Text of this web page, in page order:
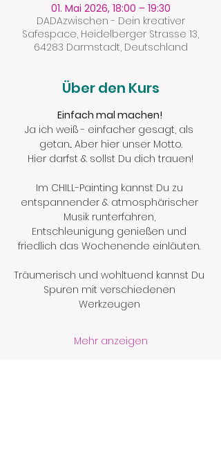
01. Mai 2026, 18:00 – 19:30
DADAzwischen - Dein kreativer
Safespace, Heidelberger Strasse 13,
64283 Darmstadt, Deutschland
Über den Kurs
Einfach mal machen!
Ja ich weiß - einfacher gesagt, als
getan... Aber hier unser Motto.
Hier darfst & sollst Du dich trauen!
Im CHILL-Painting kannst Du zu
entspannender & atmosphärischer
Musik runterfahren,
Entschleunigung genießen und
friedlich das Wochenende einläuten.
Träumerisch und wohltuend kannst Du
Spuren mit verschiedenen
Werkzeugen
Mehr anzeigen